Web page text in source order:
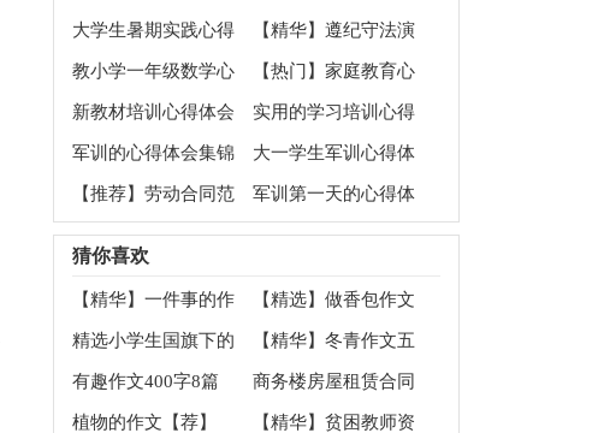
集锦7篇
本6篇
大学生暑期实践心得
体会
【精华】遵纪守法演
讲稿模板集锦5篇
教小学一年级数学心
得体会
【热门】家庭教育心
得体会模板汇编十篇
新教材培训心得体会
实用的学习培训心得
体会集锦八篇
军训的心得体会集锦
15篇
大一学生军训心得体
会10篇
【推荐】劳动合同范
军训第一天的心得体
猜你喜欢
【精华】一件事的作
文300字集锦六篇
【精选】做香包作文
300字四篇
精选小学生国旗下的
演讲稿四篇
【精华】冬青作文五
篇
有趣作文400字8篇 商务楼房屋租赁合同
植物的作文【荐】
【精华】贫困教师资